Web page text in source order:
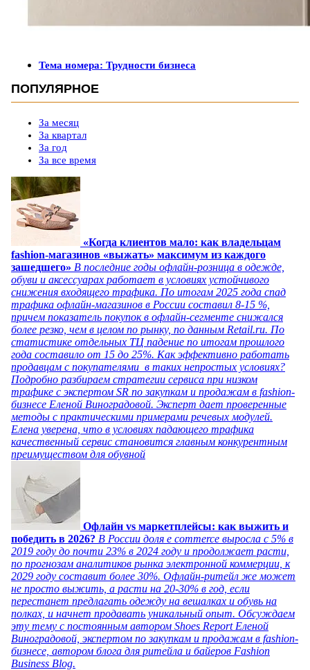
Тема номера: Трудности бизнеса
ПОПУЛЯРНОЕ
За месяц
За квартал
За год
За все время
«Когда клиентов мало: как владельцам
fashion-магазинов «выжать» максимум из каждого
зашедшего» В последние годы офлайн-розница в одежде,
обуви и аксессуарах работает в условиях устойчивого
снижения входящего трафика. По итогам 2025 года спад
трафика офлайн-магазинов в России составил 8-15 %,
причем показатель покупок в офлайн-сегменте снижался
более резко, чем в целом по рынку, по данным Retail.ru. По
статистике отдельных ТЦ падение по итогам прошлого
года составило от 15 до 25%. Как эффективно работать
продавцам с покупателями в таких непростых условиях?
Подробно разбираем стратегии сервиса при низком
трафике с экспертом SR по закупкам и продажам в fashion-
бизнесе Еленой Виноградовой. Эксперт дает проверенные
методы с практическими примерами речевых модулей.
Елена уверена, что в условиях падающего трафика
качественный сервис становится главным конкурентным
преимуществом для обувной
Офлайн vs маркетплейсы: как выжить и
победить в 2026? В России доля e commerce выросла с 5% в
2019 году до почти 23% в 2024 году и продолжает расти,
по прогнозам аналитиков рынка электронной коммерции, к
2029 году составит более 30%. Офлайн-ритейл же может
не просто выжить, а расти на 20-30% в год, если
перестанет предлагать одежду на вешалках и обувь на
полках, и начнет продавать уникальный опыт. Обсуждаем
эту тему с постоянным автором Shoes Report Еленой
Виноградовой, экспертом по закупкам и продажам в fashion-
бизнесе, автором блога для ритейла и байеров Fashion
Business Blog.